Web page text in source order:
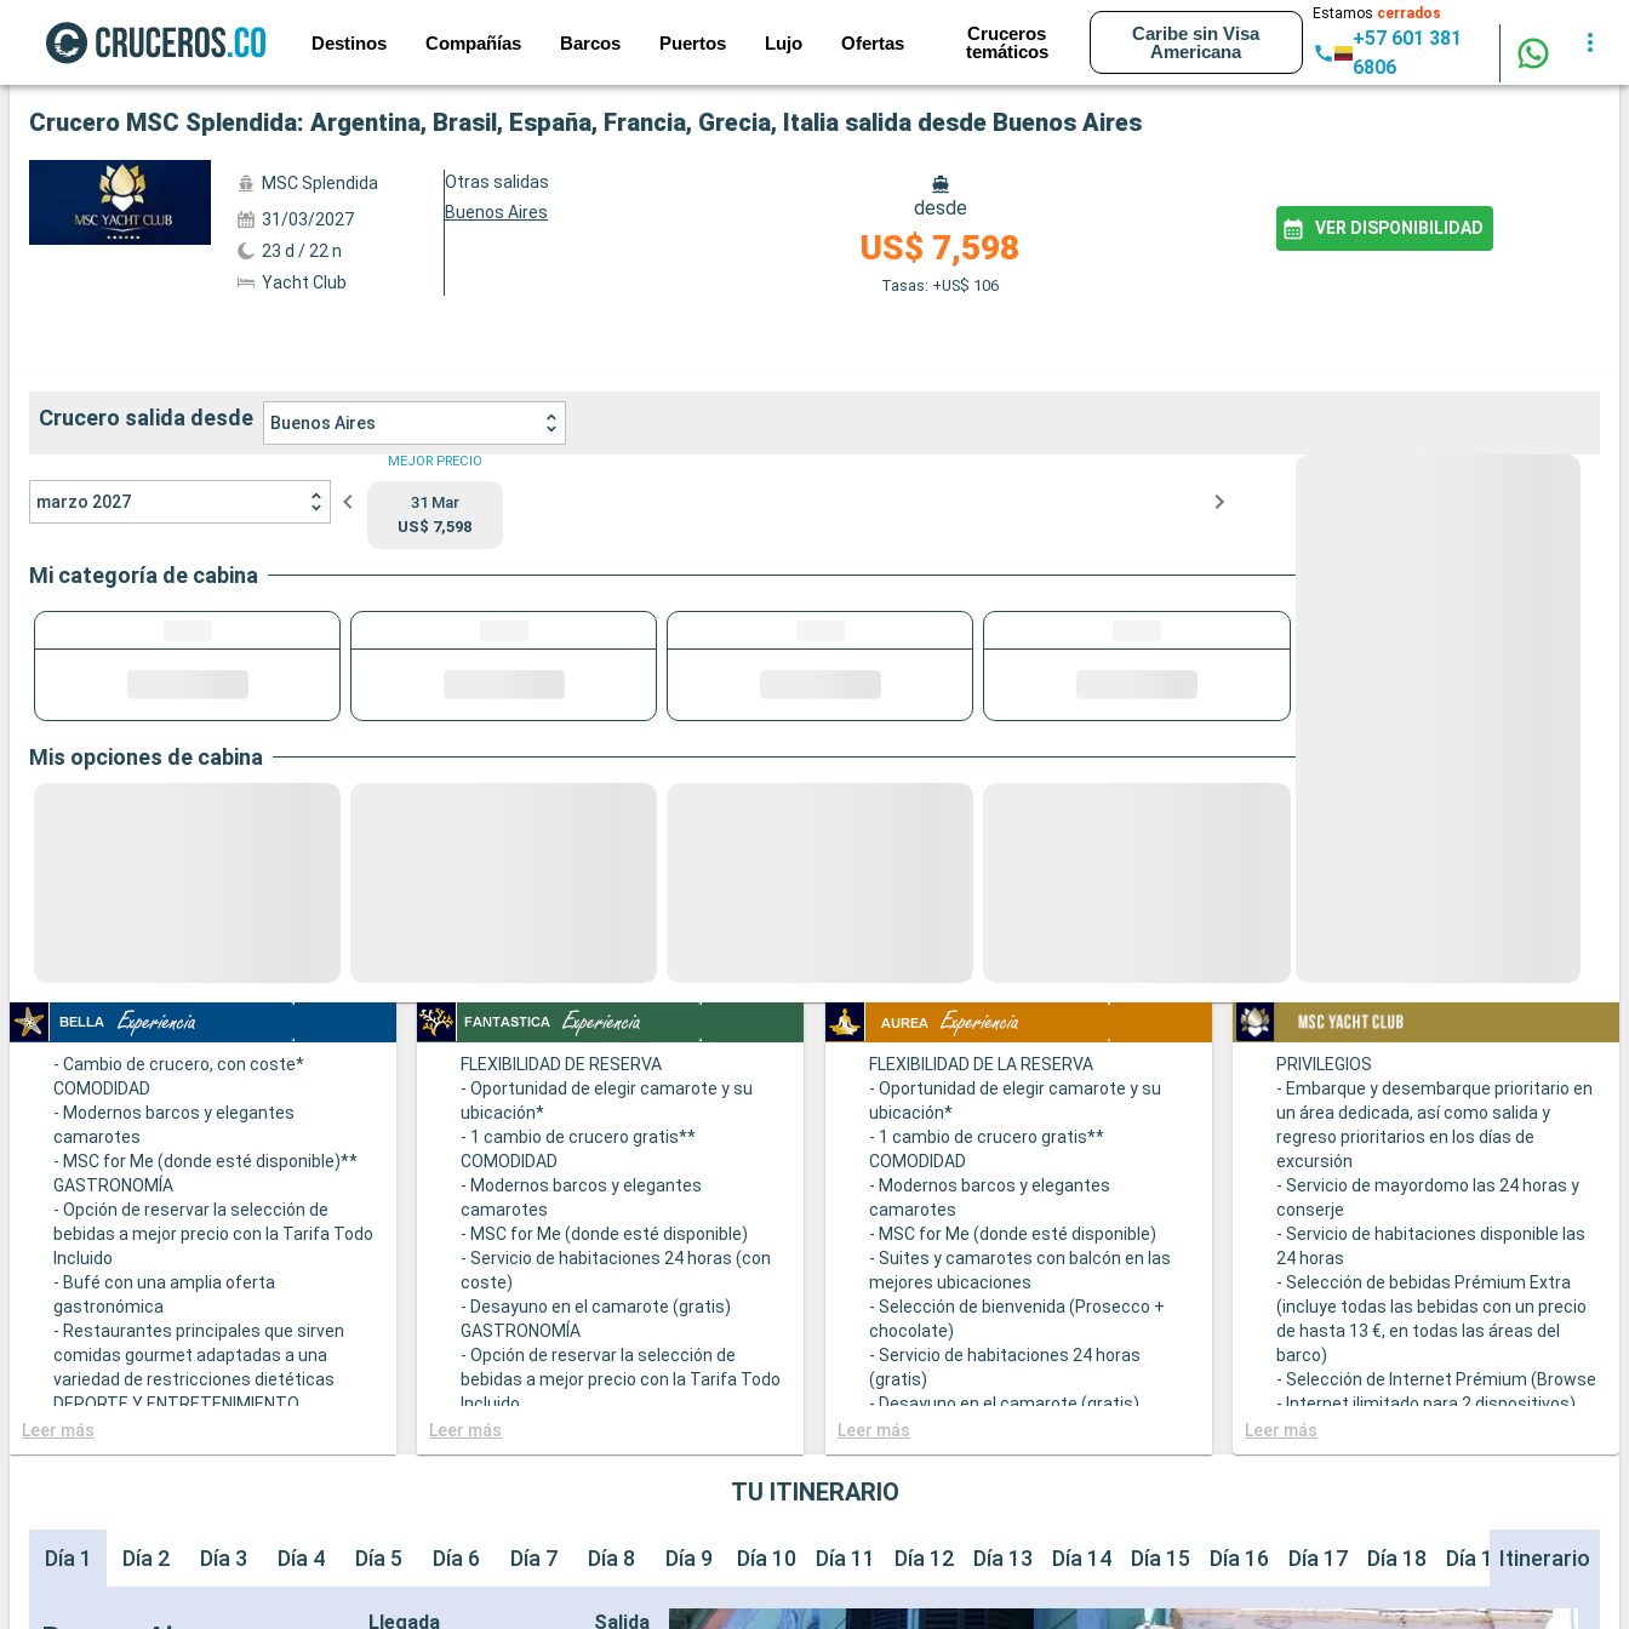
Destinos Compañías Barcos Puertos Lujo Ofertas
Cruceros
temáticos
Caribe sin Visa
Americana
Estamos cerrados
+57 601 381
6806
Ver las 137 fotos siguientes
Crucero MSC Splendida: Argentina, Brasil, España, Francia, Grecia, Italia salida desde Buenos Aires
MSC Splendida
31/03/2027
23 d / 22 n
Yacht Club
Otras salidas
Buenos Aires
desde
US$ 7,598
Tasas: +US$ 106
VER DISPONIBILIDAD
Crucero salida desde Buenos Aires
marzo 2027
MEJOR PRECIO
31 Mar
US$ 7,598
Mi categoría de cabina
Mis opciones de cabina
- Cambio de crucero, con coste*
COMODIDAD
- Modernos barcos y elegantes
camarotes
- MSC for Me (donde esté disponible)**
GASTRONOMÍA
- Opción de reservar la selección de
bebidas a mejor precio con la Tarifa Todo
Incluido
- Bufé con una amplia oferta
gastronómica
- Restaurantes principales que sirven
comidas gourmet adaptadas a una
variedad de restricciones dietéticas
DEPORTE Y ENTRETENIMIENTO
- Programa variado de espectáculos en el
teatro al estilo de Broadway
panorámicas
- Actividades recreativas para niños
Leer más
FLEXIBILIDAD DE RESERVA
- Oportunidad de elegir camarote y su
ubicación*
- 1 cambio de crucero gratis**
COMODIDAD
- Modernos barcos y elegantes
camarotes
- MSC for Me (donde esté disponible)
- Servicio de habitaciones 24 horas (con
coste)
- Desayuno en el camarote (gratis)
GASTRONOMÍA
- Opción de reservar la selección de
bebidas a mejor precio con la Tarifa Todo
Incluido
- Bufé con una amplia oferta
gastronómica
- Posibilidad de elegir el turno de cena
prepago de restaurante de
Leer más
FLEXIBILIDAD DE LA RESERVA
- Oportunidad de elegir camarote y su
ubicación*
- 1 cambio de crucero gratis**
COMODIDAD
- Modernos barcos y elegantes
camarotes
- MSC for Me (donde esté disponible)
- Suites y camarotes con balcón en las
mejores ubicaciones
- Selección de bienvenida (Prosecco +
chocolate)
- Servicio de habitaciones 24 horas
(gratis)
- Desayuno en el camarote (gratis)
GASTRONOMÍA
- Opción de reservar la selección de
Incluido
gastronómica
variedad de restricciones dietéticas
Leer más
PRIVILEGIOS
- Embarque y desembarque prioritario en
un área dedicada, así como salida y
regreso prioritarios en los días de
excursión
- Servicio de mayordomo las 24 horas y
conserje
- Servicio de habitaciones disponible las
24 horas
- Selección de bebidas Prémium Extra
(incluye todas las bebidas con un precio
de hasta 13 €, en todas las áreas del
barco)
- Selección de Internet Prémium (Browse
- Internet ilimitado para 2 dispositivos)
- Acceso prioritario a la suite termal de
MSC Aurea Spa
- Otros detalles: servicio de empaquetar
petición
Leer más
TU ITINERARIO
Día 1 Día 2 Día 3 Día 4 Día 5 Día 6 Día 7 Día 8 Día 9 Día 10 Día 11 Día 12 Día 13 Día 14 Día 15 Día 16 Día 17 Día 18 Día 19 Día 20
Itinerario
Llegada
Salida